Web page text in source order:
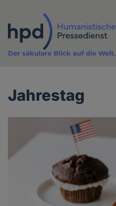
Inhalt
Der säkulare Blick auf die Welt.
Jahrestag